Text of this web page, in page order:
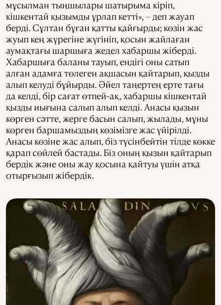
мұсылман тыңшылары шатырыма кіріп,
кішкентай қызымды ұрлап кетті», – деп жауап
берді. Сұлтан бұған қатты қайғырды; көзін жас
жуып кең жүрегіне жүгініп, қосын жайлаған
аумақтағы шаршыға жедел хабаршы жіберді.
Хабаршыға баланы тауып, ендігі оны сатып
алған адамға төлеген ақшасын қайтарып, қызды
алып келуді бұйырды. Әйел таңертең ерте тағы
да келді, бір сағат өтпей-ақ, хабаршы кішкентай
қызды иығына салып алып келді. Анасы қызын
көрген сәтте, жерге басын салып, жылады, мұны
көрген баршамыздың көзімізге жас үйірілді.
Анасы көзіне жас алып, біз түсінбейтін тілде көкке
қарап сөйлей бастады. Біз оның қызын қайтарып
бердік және оны жау қосына қайтуы үшін атқа
отырғызып жібердік.